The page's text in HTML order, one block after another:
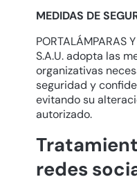
MEDIDAS DE
PORTALÁMPARAS
S.A.U. adopta las
organizativas
seguridad y
evitando su
autorizado.
redes